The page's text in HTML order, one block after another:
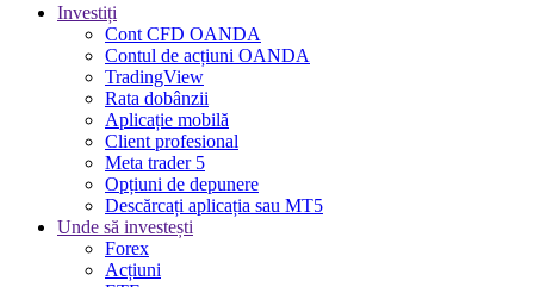
Investiți
Cont CFD OANDA
Contul de acțiuni OANDA
TradingView
Rata dobânzii
Aplicație mobilă
Client profesional
Meta trader 5
Opțiuni de depunere
Descărcați aplicația sau MT5
Unde să investești
Forex
Acțiuni